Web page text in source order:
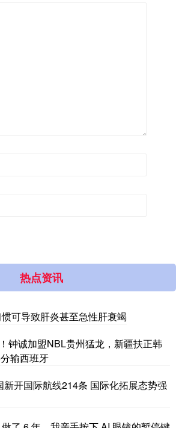
热点资讯
可导致肝炎甚至急性肝衰竭
钟诚加盟NBL贵州猛龙，新疆扶正韩
输西班牙
开国际航线214条 国际化拓展态势强